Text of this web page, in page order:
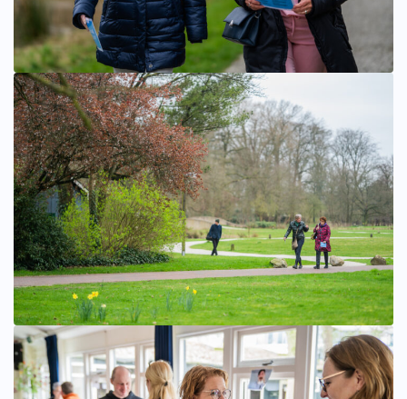
Bekijk afbeelding groter
Bekijk afbeelding groter